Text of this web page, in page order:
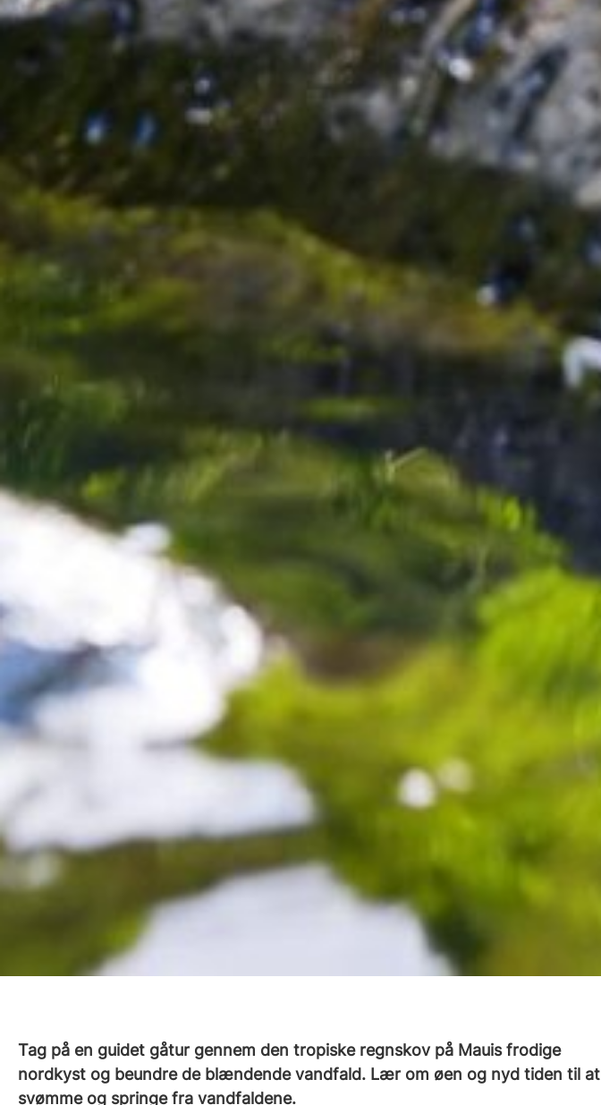
Tag på en guidet gåtur gennem den tropiske regnskov på Mauis frodige
nordkyst og beundre de blændende vandfald. Lær om øen og nyd tiden til at
svømme og springe fra vandfaldene.